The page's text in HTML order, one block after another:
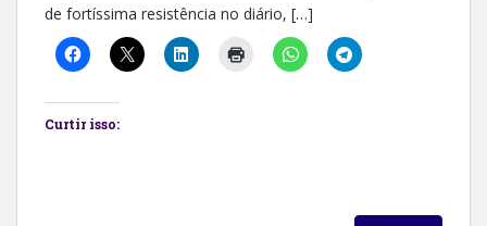
de fortíssima resistência no diário, […]
Curtir isso: